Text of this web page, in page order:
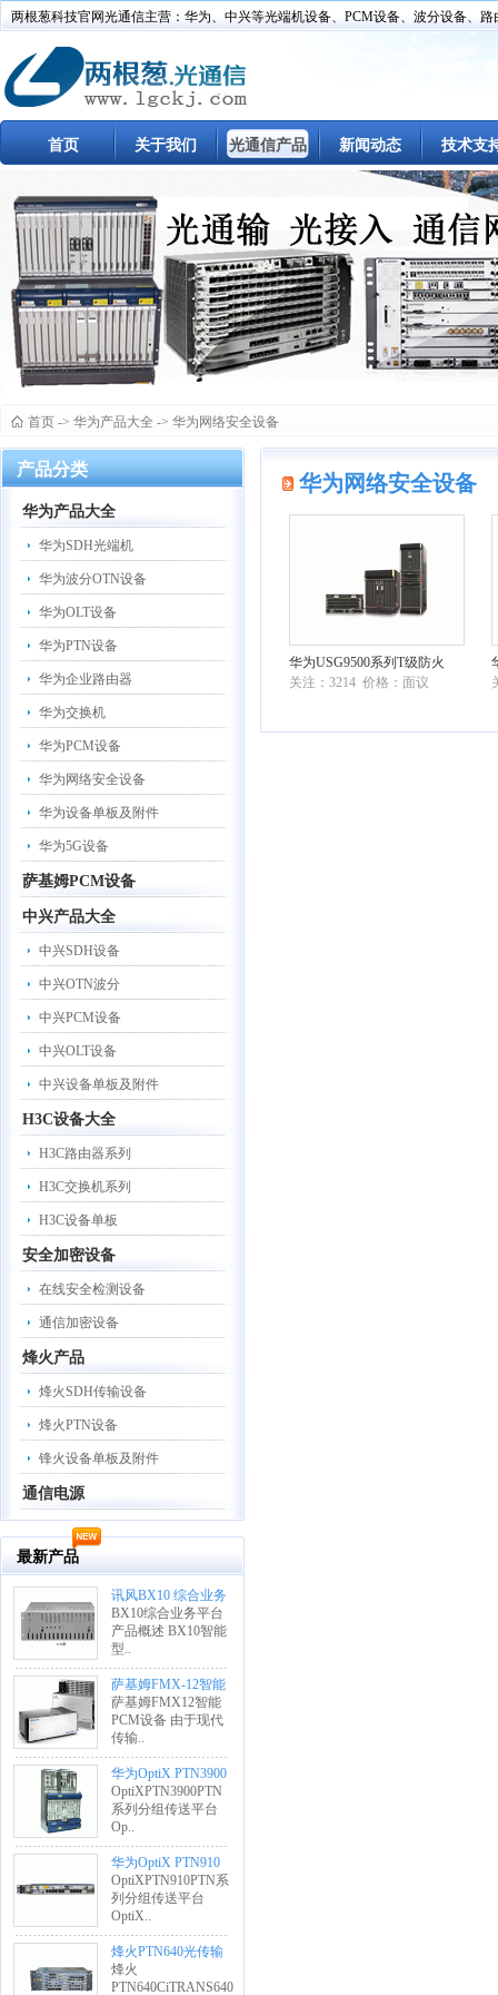
两根葱科技官网光通信主营：华为、中兴等光端机设备、PCM设备、波分设备、路
首页 关于我们 光通信产品 新闻动态 技术支
首页 -> 华为产品大全 -> 华为网络安全设备
产品分类
华为产品大全
华为SDH光端机
华为波分OTN设备
华为OLT设备
华为PTN设备
华为企业路由器
华为交换机
华为PCM设备
华为网络安全设备
华为设备单板及附件
华为5G设备
萨基姆PCM设备
中兴产品大全
中兴SDH设备
中兴OTN波分
中兴PCM设备
中兴OLT设备
中兴设备单板及附件
H3C设备大全
H3C路由器系列
H3C交换机系列
H3C设备单板
安全加密设备
在线安全检测设备
通信加密设备
烽火产品
烽火SDH传输设备
烽火PTN设备
锋火设备单板及附件
通信电源
最新产品
讯风BX10 综合业务
平台PCM设备
BX10综合业务平台
产品概述 BX10智能
型..
萨基姆FMX-12智能
PCM设备
萨基姆FMX12智能
PCM设备 由于现代
传输..
华为OptiX PTN3900
PTN系列分组
OptiXPTN3900PTN
系列分组传送平台
Op..
华为OptiX PTN910
PTN系列分组
OptiXPTN910PTN系
列分组传送平台
OptiX..
烽火PTN640光传输
设备CiTRANS640
烽火
PTN640CiTRANS640
华为网络安全设备
华为USG9500系列T级防火
墙安全产品
关注：3214 价格：面议